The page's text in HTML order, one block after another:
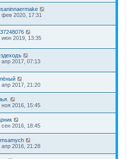
фев 2020, 17:31
июн 2019, 13:35
апр 2017, 07:13
апр 2017, 21:20
ноя 2016, 15:45
сен 2016, 18:45
апр 2016, 21:28